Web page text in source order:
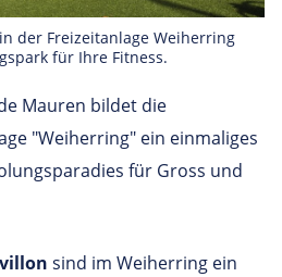
der Freizeitanlage Weiherring
für Ihre Fitness.
Mauren bildet die
"Weiherring" ein einmaliges
für Gross und
sind im Weiherring ein